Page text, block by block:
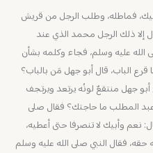
فماطله، وطلب الرجل من قريش
إلا ذلك الرجل محمد الذي عند
الله عليه وسلم، فجاء وكلمه بشأن
الباب، قال أبو جهل مَن بالباب؟
جهل منتقعٌ لونُه يرتعد ويرتجف
المطلب ما حاجتك؟ فقال صلى
نعم وأبيك لا تنصرفا حتى أعطيه،
حقه، فقال النبي صلى الله عليه وسلم